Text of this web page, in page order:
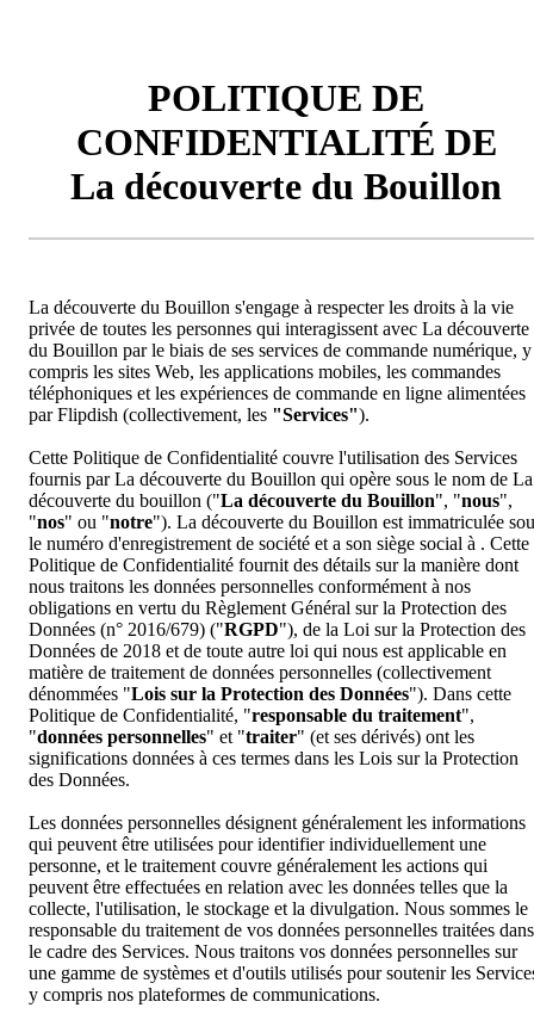
POLITIQUE DE
CONFIDENTIALITÉ DE
La découverte du Bouillon
La découverte du Bouillon s'engage à respecter les droits à la vie
privée de toutes les personnes qui interagissent avec La découverte
du Bouillon par le biais de ses services de commande numérique, y
compris les sites Web, les applications mobiles, les commandes
téléphoniques et les expériences de commande en ligne alimentées
par Flipdish (collectivement, les "Services").
Cette Politique de Confidentialité couvre l'utilisation des Services
fournis par La découverte du Bouillon qui opère sous le nom de La
découverte du bouillon ("La découverte du Bouillon", "nous",
"nos" ou "notre"). La découverte du Bouillon est immatriculée
le numéro d'enregistrement de société et a son siège social à . Cette
Politique de Confidentialité fournit des détails sur la manière dont
nous traitons les données personnelles conformément à nos
obligations en vertu du Règlement Général sur la Protection des
Données (n° 2016/679) ("RGPD"), de la Loi sur la Protection des
Données de 2018 et de toute autre loi qui nous est applicable en
matière de traitement de données personnelles (collectivement
dénommées "Lois sur la Protection des Données"). Dans cette
Politique de Confidentialité, "responsable du traitement",
"données personnelles" et "traiter" (et ses dérivés) ont les
significations données à ces termes dans les Lois sur la Protection
des Données.
Les données personnelles désignent généralement les informations
qui peuvent être utilisées pour identifier individuellement une
personne, et le traitement couvre généralement les actions qui
peuvent être effectuées en relation avec les données telles que la
collecte, l'utilisation, le stockage et la divulgation. Nous sommes le
responsable du traitement de vos données personnelles traitées dans
le cadre des Services. Nous traitons vos données personnelles sur
une gamme de systèmes et d'outils utilisés pour soutenir les
y compris nos plateformes de communications.